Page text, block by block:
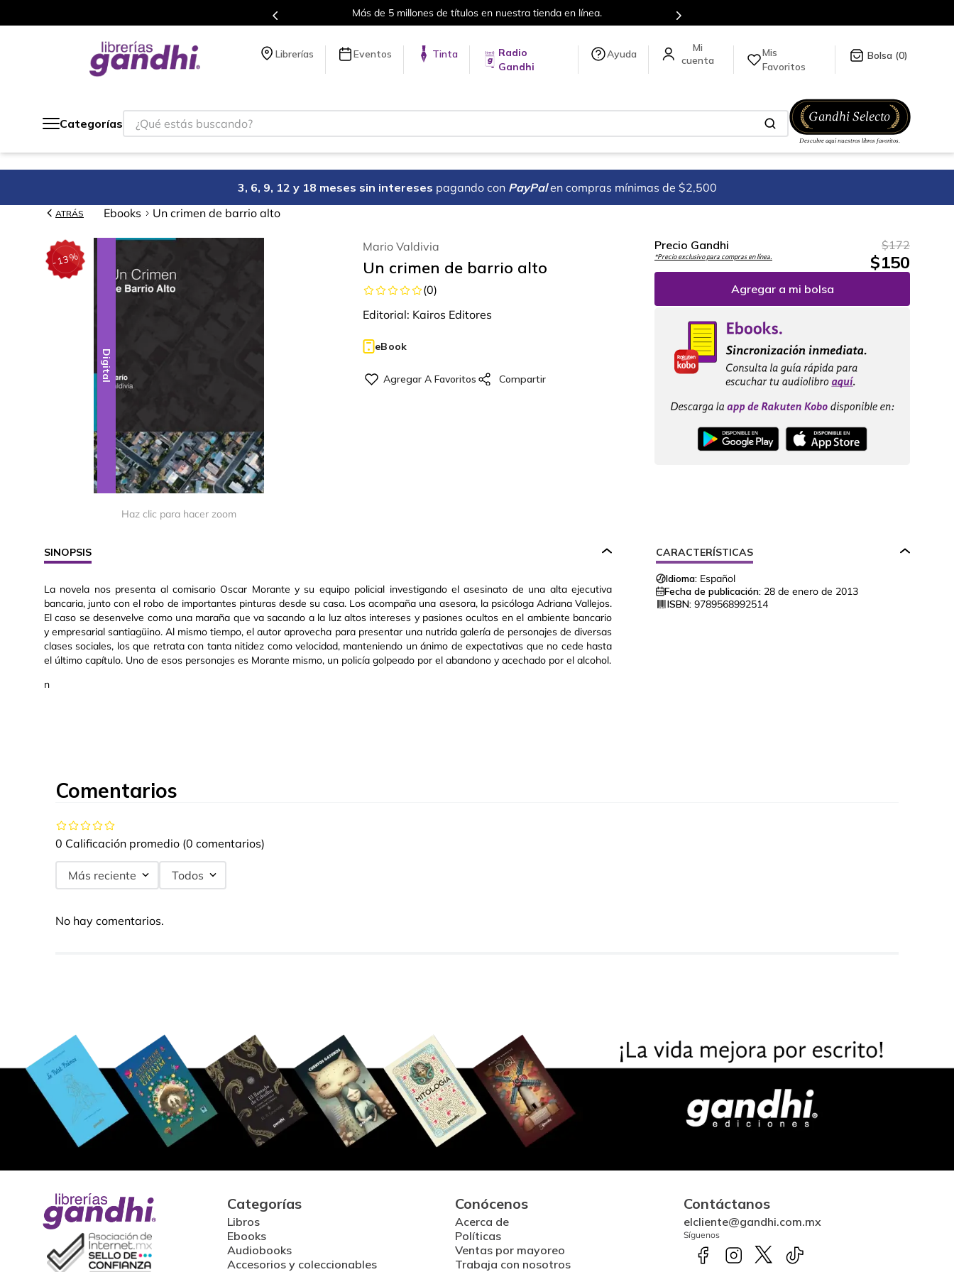
Más de 5 millones de títulos en nuestra tienda en línea.
Librerías Eventos Tinta
Radio
Gandhi
Ayuda
Mis
Favoritos
0
Categorías
¿Qué estás buscando?
3, 6, 9, 12 y 18 meses sin intereses pagando con PayPal en compras mínimas de $2,500
ATRÁS Ebooks Un crimen de barrio alto
-13%
Digital
Haz clic para hacer zoom
Mario Valdivia
Un crimen de barrio alto
(0)
Editorial: Kairos Editores
eBook
Precio Gandhi
*Precio exclusivo para compras en línea.
$172
$150
Agregar a mi bolsa
SINOPSIS
La novela nos presenta al comisario Oscar Morante y su equipo policial investigando el asesinato de una alta ejecutiva
bancaria, junto con el robo de importantes pinturas desde su casa. Los acompaña una asesora, la psicóloga Adriana Vallejos.
El caso se desenvelve como una maraña que va sacando a la luz altos intereses y pasiones ocultos en el ambiente bancario
y empresarial santiagüino. Al mismo tiempo, el autor aprovecha para presentar una nutrida galería de personajes de diversas
clases sociales, los que retrata con tanta nitidez como velocidad, manteniendo un ánimo de expectativas que no cede hasta
el último capítulo. Uno de esos personajes es Morante mismo, un policía golpeado por el abandono y acechado por el alcohol.
n
CARACTERÍSTICAS
Idioma: Español
Fecha de publicación: 28 de enero de 2013
ISBN: 9789568992514
Comentarios
0 Calificación promedio (0 comentarios)
Más reciente Todos
No hay comentarios.
Categorías
Libros
Ebooks
Audiobooks
Accesorios y coleccionables
Conócenos
Acerca de
Políticas
Ventas por mayoreo
Trabaja con nosotros
Contáctanos
elcliente@gandhi.com.mx
Síguenos